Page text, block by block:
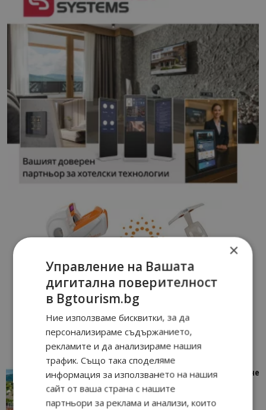
“Пощенска картичка от…”: Петрич – Изживяване
11/07/2026 11:22
×
Управление на Вашата
дигитална поверителност
в Bgtourism.bg
Ние използваме бисквитки, за да
персонализираме съдържанието,
рекламите и да анализираме нашия
трафик. Също така споделяме
информация за използването на нашия
сайт от ваша страна с нашите
партньори за реклама и анализи, които